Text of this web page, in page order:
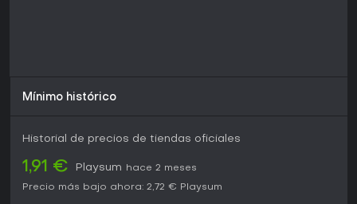
Mínimo histórico
Historial de precios de tiendas oficiales
1,91 € Playsum
hace 2 meses
Precio más bajo ahora: 2,72 € Playsum